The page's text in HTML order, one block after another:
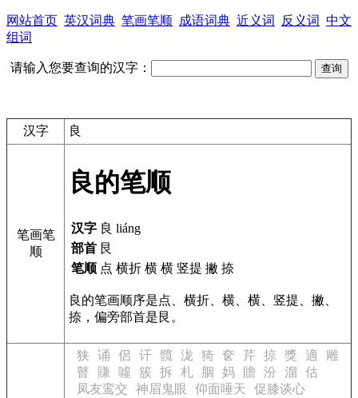
网站首页 英汉词典 笔画笔顺 成语词典 近义词 反义词 中文
组词
请输入您要查询的汉字：
汉字 良
笔画笔
顺
良的笔顺
汉字 良 liáng
部首 艮
笔顺 点 横折 横 横 竖提 撇 捺
良的笔画顺序是点、横折、横、横、竖提、撇、
捺，偏旁部首是艮。
狭 诵 侶 讦 髖 泷 猗 奁 芹 掠 獎 適
雕
瞽
賺 噓 簇 拆 札 胭 妈 贍 汾 溜
估
凤友鸾交
神眉鬼眼 仰面唾天
促膝谈心